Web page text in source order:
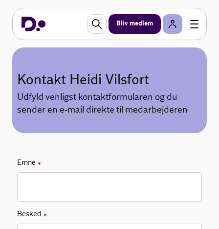
Bliv medlem
Kontakt Heidi Vilsfort
Udfyld venligst kontaktformularen og du
sender en e-mail direkte til medarbejderen
Emne ✱
Besked ✱